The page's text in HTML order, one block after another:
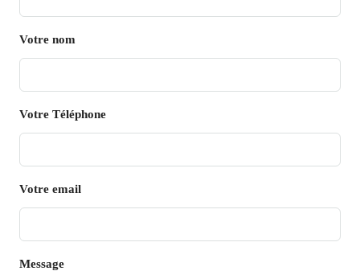
Votre nom
Votre Téléphone
Votre email
Message